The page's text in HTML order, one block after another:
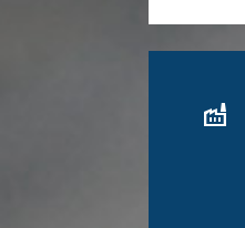
factory